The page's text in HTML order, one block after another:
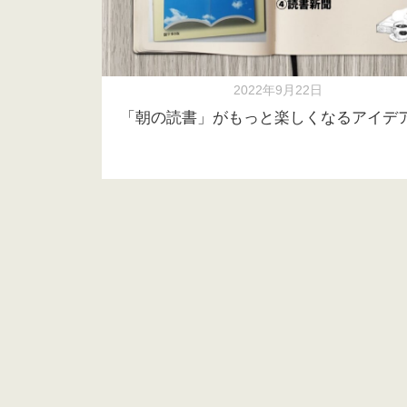
2022年9月22日
「朝の読書」がもっと楽しくなるアイデ